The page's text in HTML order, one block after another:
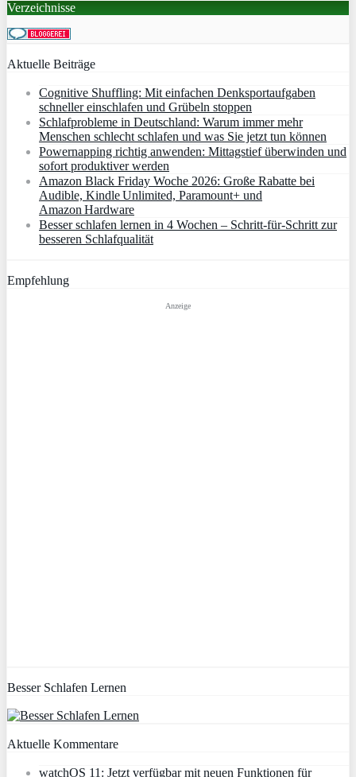
Verzeichnisse
Aktuelle Beiträge
Cognitive Shuffling: Mit einfachen Denksportaufgaben
schneller einschlafen und Grübeln stoppen
Schlafprobleme in Deutschland: Warum immer mehr
Menschen schlecht schlafen und was Sie jetzt tun können
Powernapping richtig anwenden: Mittagstief überwinden und
sofort produktiver werden
Amazon Black Friday Woche 2026: Große Rabatte bei
Audible, Kindle Unlimited, Paramount+ und
Amazon Hardware
Besser schlafen lernen in 4 Wochen – Schritt‑für‑Schritt zur
besseren Schlafqualität
Empfehlung
Anzeige
Besser Schlafen Lernen
Aktuelle Kommentare
watchOS 11: Jetzt verfügbar mit neuen Funktionen für